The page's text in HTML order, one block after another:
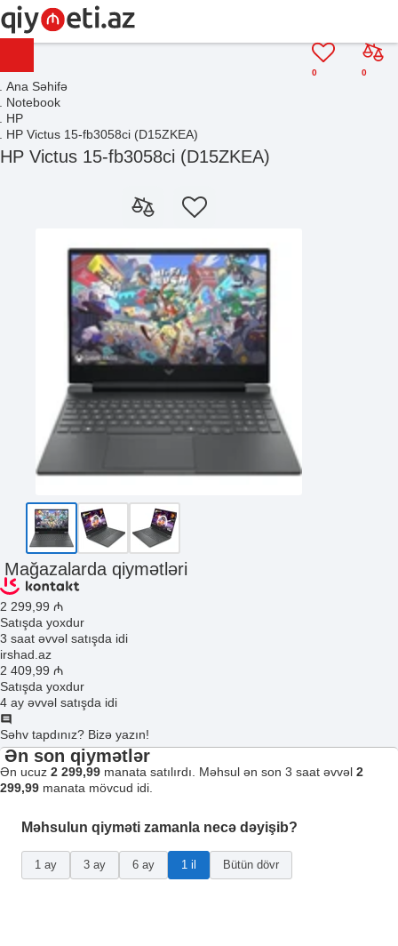
0
0
Ana Səhifə
Notebook
HP
HP Victus 15-fb3058ci (D15ZKEA)
HP Victus 15-fb3058ci (D15ZKEA)
Mağazalarda qiymətləri
2 299 ,99 ₼
Satışda yoxdur
3 saat əvvəl satışda idi
irshad.az
2 409 ,99 ₼
Satışda yoxdur
4 ay əvvəl satışda idi
Səhv tapdınız? Bizə yazın!
Ən son qiymətlər
Ən ucuz 2 299,99 manata satılırdı. Məhsul ən son 3 saat əvvəl 2
299,99 manata mövcud idi.
Məhsulun qiyməti zamanla necə dəyişib?
1 ay 3 ay 6 ay 1 il Bütün dövr